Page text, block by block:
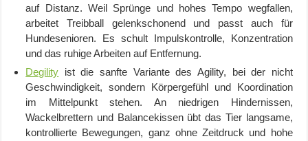
auf Distanz. Weil Sprünge und hohes Tempo wegfallen,
arbeitet Treibball gelenkschonend und passt auch für
Hundesenioren. Es schult Impulskontrolle, Konzentration
und das ruhige Arbeiten auf Entfernung.
Degility ist die sanfte Variante des Agility, bei der nicht
Geschwindigkeit, sondern Körpergefühl und Koordination
im Mittelpunkt stehen. An niedrigen Hindernissen,
Wackelbrettern und Balancekissen übt das Tier langsame,
kontrollierte Bewegungen, ganz ohne Zeitdruck und hohe